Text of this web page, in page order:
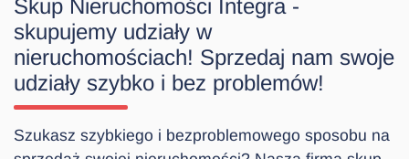
Skup Nieruchomości Integra -
skupujemy udziały w
nieruchomościach! Sprzedaj nam swoje
udziały szybko i bez problemów!
Szukasz szybkiego i bezproblemowego sposobu na